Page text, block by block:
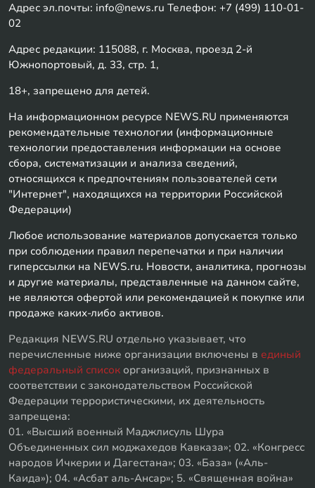
Адрес эл.почты: info@news.ru Телефон: +7 (499) 110-01-
02
Адрес редакции: 115088, г. Москва, проезд 2-й
Южнопортовый, д. 33, стр. 1,
18+, запрещено для детей.
На информационном ресурсе NEWS.RU применяются
рекомендательные технологии (информационные
технологии предоставления информации на основе
сбора, систематизации и анализа сведений,
относящихся к предпочтениям пользователей сети
"Интернет", находящихся на территории Российской
Федерации)
Любое использование материалов допускается только
при соблюдении правил перепечатки и при наличии
гиперссылки на NEWS.ru. Новости, аналитика, прогнозы
и другие материалы, представленные на данном сайте,
не являются офертой или рекомендацией к покупке или
продаже каких-либо активов.
Редакция NEWS.RU отдельно указывает, что
перечисленные ниже организации включены в единый
федеральный список организаций, признанных в
соответствии с законодательством Российской
Федерации террористическими, их деятельность
запрещена:
01. «Высший военный Маджлисуль Шура
Объединенных сил моджахедов Кавказа»; 02. «Конгресс
народов Ичкерии и Дагестана»; 03. «База» («Аль-
Каида»); 04. «Асбат аль-Ансар»; 5. «Священная война»